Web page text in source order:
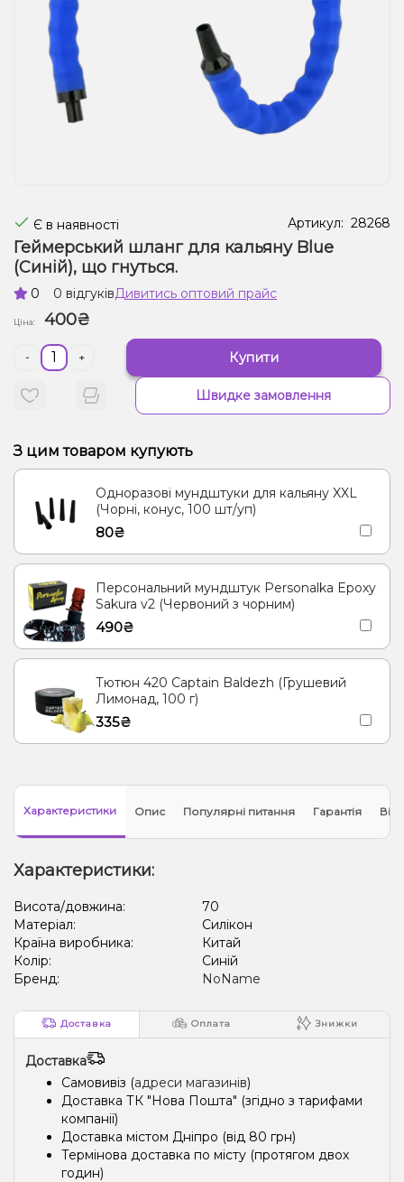
Рідини для електронних сигарет
Подарункові набори
Уцінка
Є в наявності Артикул: 28268
Геймерський шланг для кальяну Blue
(Синій), що гнуться.
0 0 відгуківДивитись оптовий прайс
Ціна: 400₴
- + Купити
Швидке замовлення
З цим товаром купують
Одноразові мундштуки для кальяну XXL
(Чорні, конус, 100 шт/уп)
80₴
Персональний мундштук Personalka Epoxy
Sakura v2 (Червоний з чорним)
490₴
Тютюн 420 Captain Baldezh (Грушевий
Лимонад, 100 г)
335₴
Характеристики Опис Популярні питання Гарантія
Характеристики:
Висота/довжина:
70
Матеріал:
Силікон
Країна виробника:
Китай
Колір:
Синій
Бренд:
NoName
Доставка Оплата Знижки
Доставка
Самовивіз (адреси магазинів)
Доставка ТК "Нова Пошта" (згідно з тарифами
компанії)
Доставка містом Дніпро (від 80 грн)
Термінова доставка по місту (протягом двох
годин)